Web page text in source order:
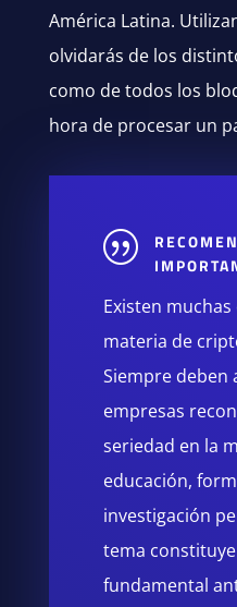
América Latina.
olvidarás de los
como de todos los
hora de procesar un
|
Existen muchas
materia de
Siempre deben
empresas
seriedad en la
educación,
investigación
tema
fundamental